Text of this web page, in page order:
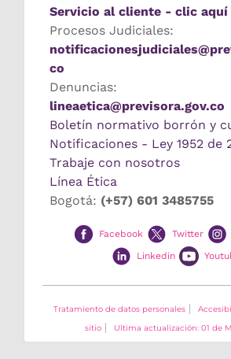
Servicio al cliente - clic aquí
Procesos Judiciales:
co
Denuncias:
lineaetica@previsora.gov.co
Boletín normativo borrón y
Notificaciones - Ley 1952 de
Trabaje con nosotros
Línea Ética
Bogotá: (+57) 601 3485755
Facebook Twitter
Linkedin
Tratamiento de datos personales
sitio
Ultima actualización: 01 de